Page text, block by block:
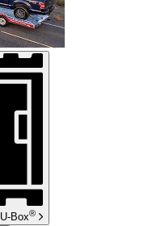
U-Box®